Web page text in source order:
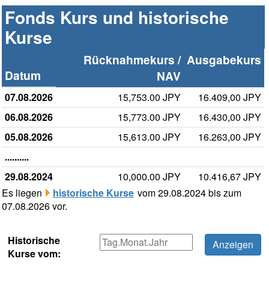
Fonds Kurs und historische
Kurse
Datum
Rücknahmekurs /
NAV
Ausgabekurs
07.08.2026 15,753.00 JPY
16.409,00 JPY
06.08.2026
15,773.00 JPY
16.430,00 JPY
05.08.2026
15,613.00 JPY
16.263,00 JPY
..........
29.08.2024
10,000.00 JPY
10.416,67 JPY
Es liegen
historische Kurse vom 29.08.2024 bis zum
07.08.2026 vor.
Historische
Kurse vom: